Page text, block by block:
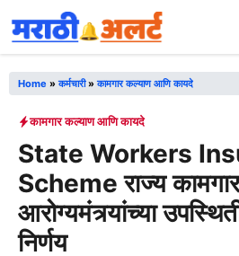
to
content
Home »कर्मचारी»कामगार कल्याण आणि कायदे
कामगार कल्याण आणि कायदे
State Workers
Scheme राज्य कामगार
आरोग्यमंत्र्यांच्या
निर्णय